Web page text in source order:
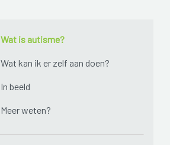
Wat is autisme?
Wat kan ik er zelf aan doen?
In beeld
Meer weten?